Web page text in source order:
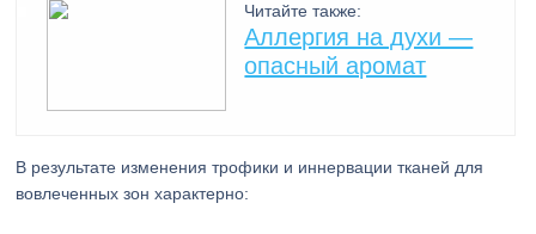
Читайте также:
Аллергия на духи —
опасный аромат
В результате изменения трофики и иннервации тканей для
вовлеченных зон характерно: